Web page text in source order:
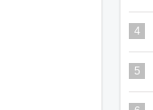
4
5